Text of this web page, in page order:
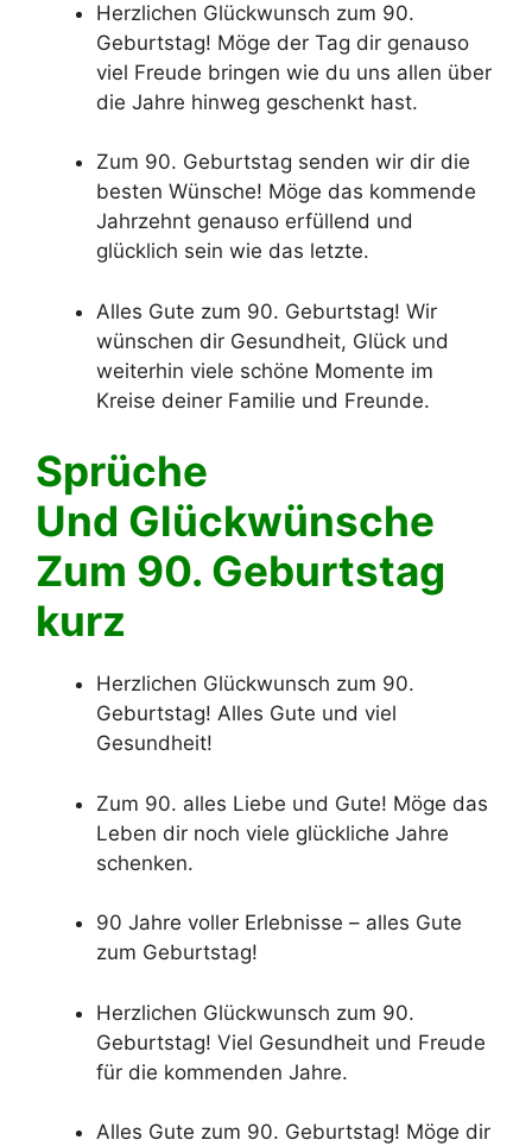
Herzlichen Glückwunsch zum 90.
Geburtstag! Möge der Tag dir genauso
viel Freude bringen wie du uns allen über
die Jahre hinweg geschenkt hast.
Zum 90. Geburtstag senden wir dir die
besten Wünsche! Möge das kommende
Jahrzehnt genauso erfüllend und
glücklich sein wie das letzte.
Alles Gute zum 90. Geburtstag! Wir
wünschen dir Gesundheit, Glück und
weiterhin viele schöne Momente im
Kreise deiner Familie und Freunde.
Sprüche
Und Glückwünsche
Zum 90. Geburtstag
kurz
Herzlichen Glückwunsch zum 90.
Geburtstag! Alles Gute und viel
Gesundheit!
Zum 90. alles Liebe und Gute! Möge das
Leben dir noch viele glückliche Jahre
schenken.
90 Jahre voller Erlebnisse – alles Gute
zum Geburtstag!
Herzlichen Glückwunsch zum 90.
Geburtstag! Viel Gesundheit und Freude
für die kommenden Jahre.
Alles Gute zum 90. Geburtstag! Möge dir